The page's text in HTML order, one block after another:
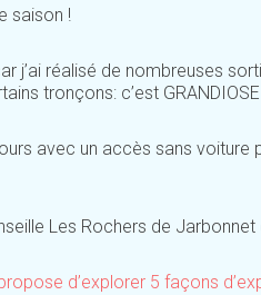
saison !
j’ai réalisé de nombreuses
tronçons: c’est
avec un accès sans voiture
Les Rochers de Jarbonnet
d’explorer 5 façons